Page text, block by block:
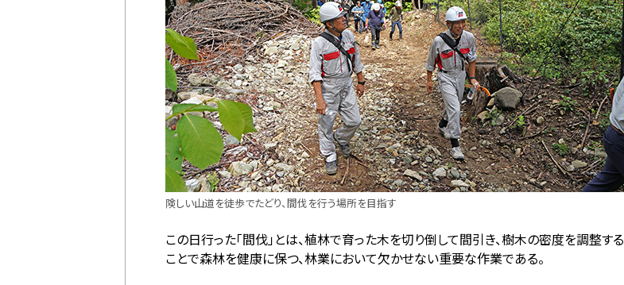
険しい山道を徒歩でたどり、間伐を行う場所を目指す
この日行った「間伐」とは、植林で育った木を切り倒して間引き、樹木の密度を調整する
ことで森林を健康に保つ、林業において欠かせない重要な作業である。